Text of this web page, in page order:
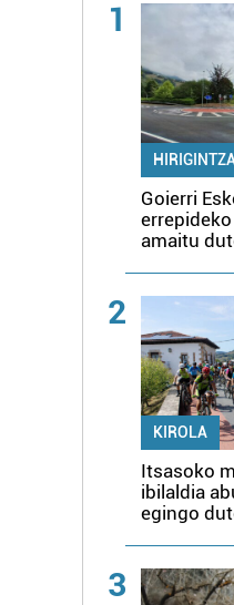
1
Goierri
amaitu
2
KIROLA
Itsasoko
ibilaldia
egingo
3